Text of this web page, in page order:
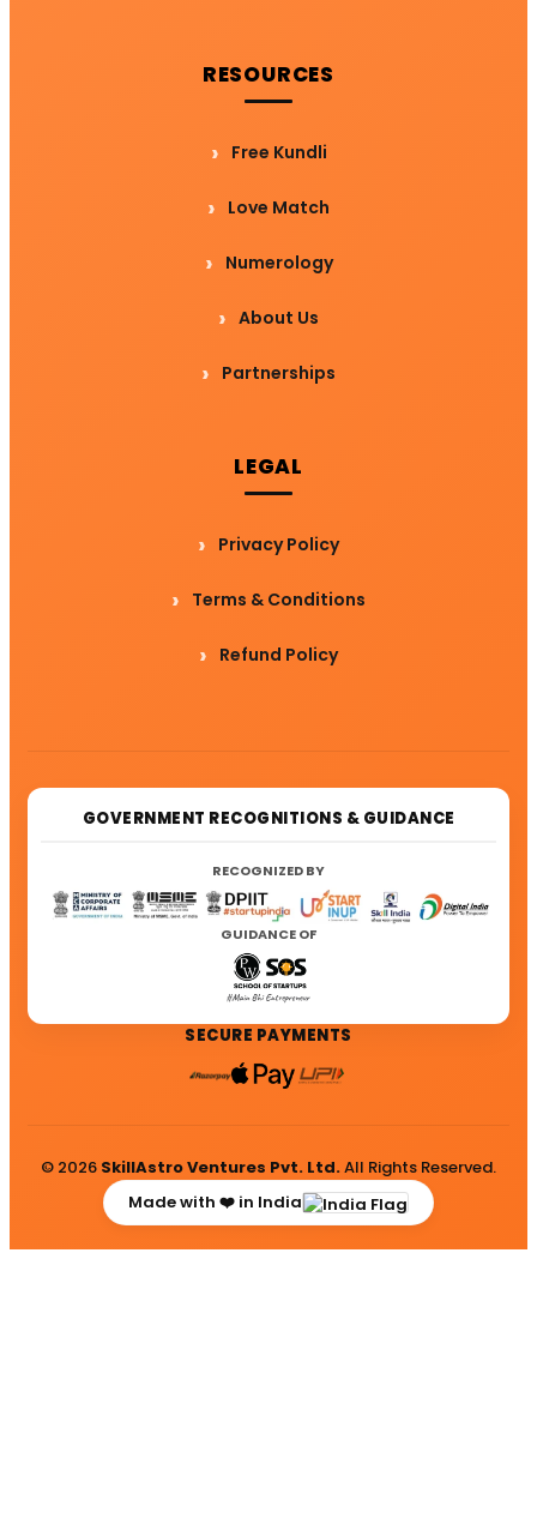
RESOURCES
Free Kundli
Love Match
Numerology
About Us
Partnerships
LEGAL
Privacy Policy
Terms & Conditions
Refund Policy
GOVERNMENT RECOGNITIONS & GUIDANCE
RECOGNIZED BY
GUIDANCE OF
SECURE PAYMENTS
© 2026 SkillAstro Ventures Pvt. Ltd.All Rights Reserved.
Made with ❤️ in India